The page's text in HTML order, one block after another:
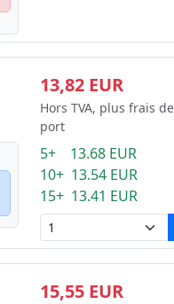
13,82 EUR
Hors TVA, plus frais de
port
5+ 13.68 EUR
10+ 13.54 EUR
15+ 13.41 EUR
15,55 EUR